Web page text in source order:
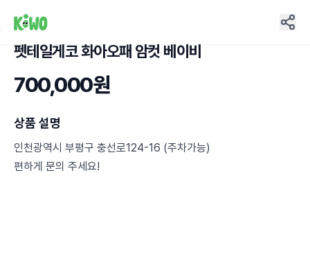
펫테일게코 화아오패 암컷 베이비
700,000원
상품 설명
인천광역시 부평구 충선로124-16 (주차가능)
편하게 문의 주세요!